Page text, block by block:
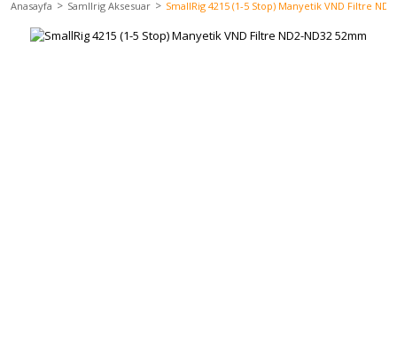
Anasayfa Samllrig Aksesuar SmallRig 4215 (1-5 Stop) Manyetik VND Filtre